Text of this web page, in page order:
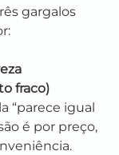
gargalos
fraco)
“parece igual
é por preço,